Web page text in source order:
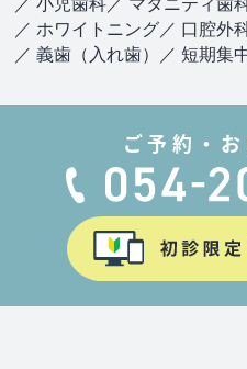
／ ホワイトニング／ 口腔外
／ 義歯（入れ歯） ／ 短期集
ご予約・